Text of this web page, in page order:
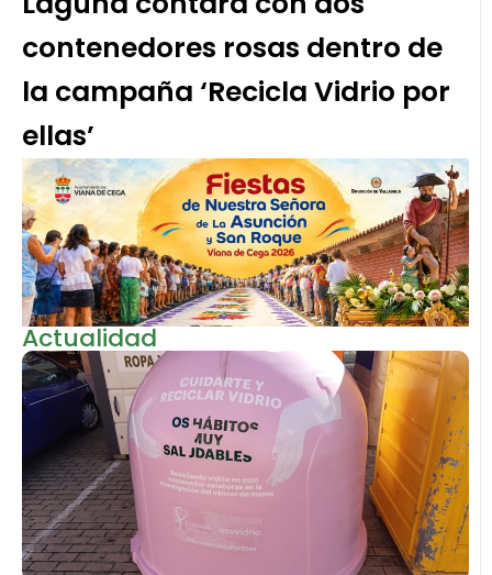
contenedores rosas dentro de
la campaña ‘Recicla Vidrio por
ellas’
Actualidad